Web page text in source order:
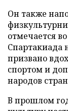
Он также
отмечается
Спартакиада
призвано
спортом и
народов
В прошлом